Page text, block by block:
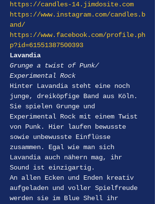
https://candles-14.jimdosite.com
https://www.instagram.com/candles.b
and/
https://www.facebook.com/profile.ph
p?id=61551387500393
Lavandia
Grunge a twist of Punk/
Experimental Rock
Hinter Lavandia steht eine noch
junge, dreiköpfige Band aus Köln.
Sie spielen Grunge und
Experimental Rock mit einem Twist
von Punk. Hier laufen bewusste
sowie unbewusste Einflüsse
zusammen. Egal wie man sich
Lavandia auch nähern mag, ihr
Sound ist einzigartig.
An allen Ecken und Enden kreativ
aufgeladen und voller Spielfreude
werden sie im Blue Shell ihr